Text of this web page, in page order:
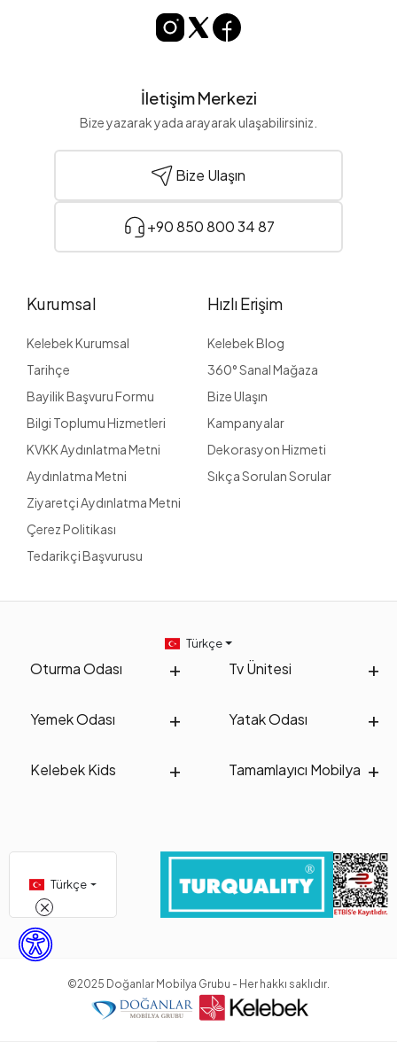
İletişim Merkezi
Bize yazarak yada arayarak ulaşabilirsiniz.
Bize Ulaşın
+90 850 800 34 87
Kurumsal
Kelebek Kurumsal
Tarihçe
Bayilik Başvuru Formu
Bilgi Toplumu Hizmetleri
KVKK Aydınlatma Metni
Aydınlatma Metni
Ziyaretçi Aydınlatma Metni
Çerez Politikası
Tedarikçi Başvurusu
Hızlı Erişim
Kelebek Blog
360° Sanal Mağaza
Bize Ulaşın
Kampanyalar
Dekorasyon Hizmeti
Sıkça Sorulan Sorular
Oturma Odası Tv Ünitesi
Yemek Odası Yatak Odası
Kelebek Kids Tamamlayıcı Mobilya
Türkçe
Türkçe
©2025 Doğanlar Mobilya Grubu - Her hakkı saklıdır.